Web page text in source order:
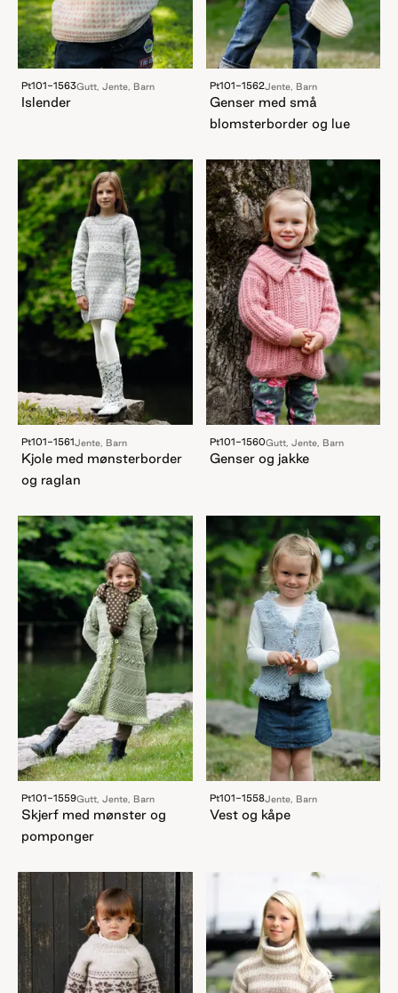
Pt101-1563Gutt, Jente, Barn
Islender
Pt101-1562Jente, Barn
Genser med små
blomsterborder og lue
Pt101-1561Jente, Barn
Kjole med mønsterborder
og raglan
Pt101-1560Gutt, Jente, Barn
Genser og jakke
Pt101-1559Gutt, Jente, Barn
Skjerf med mønster og
pomponger
Pt101-1558Jente, Barn
Vest og kåpe